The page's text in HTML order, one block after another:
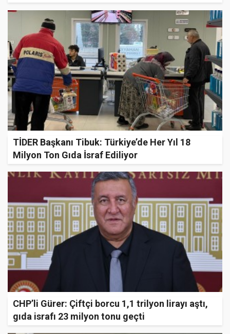
TİDER Başkanı Tibuk: Türkiye’de Her Yıl 18
Milyon Ton Gıda İsraf Ediliyor
CHP’li Gürer: Çiftçi borcu 1,1 trilyon lirayı aştı,
gıda israfı 23 milyon tonu geçti